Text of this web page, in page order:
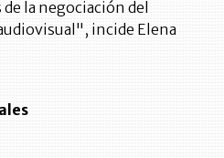
la negociación del
incide Elena